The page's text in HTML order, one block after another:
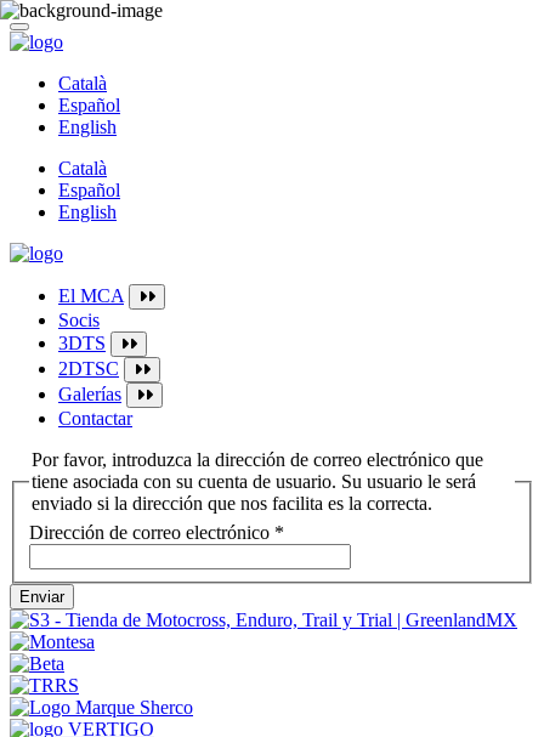
Català
Español
English
Català
Español
English
El MCA
Socis
3DTS
2DTSC
Galerías
Contactar
Por favor, introduzca la dirección de correo electrónico que
tiene asociada con su cuenta de usuario. Su usuario le será
enviado si la dirección que nos facilita es la correcta.
Dirección de correo electrónico *
Enviar